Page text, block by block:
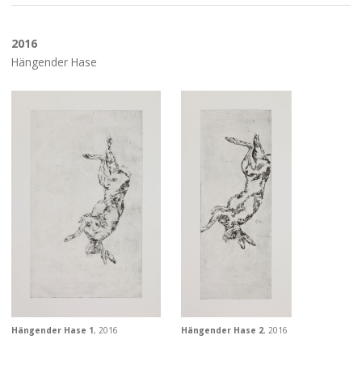
2016
Hängender Hase
Hängender Hase 1, 2016 Hängender Hase 2, 2016